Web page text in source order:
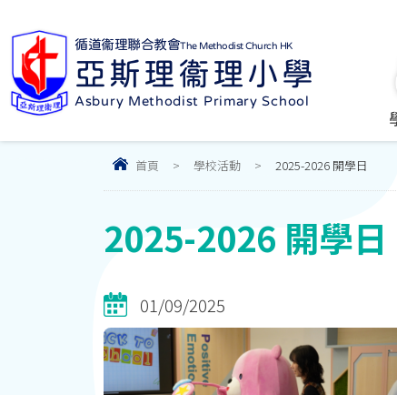
循道衞理聯合教會The Methodist Church HK
亞斯理衞理小學
Asbury Methodist Primary School
首頁 > 學校活動 > 2025-2026 開學日
2025-2026 開學日
01/09/2025